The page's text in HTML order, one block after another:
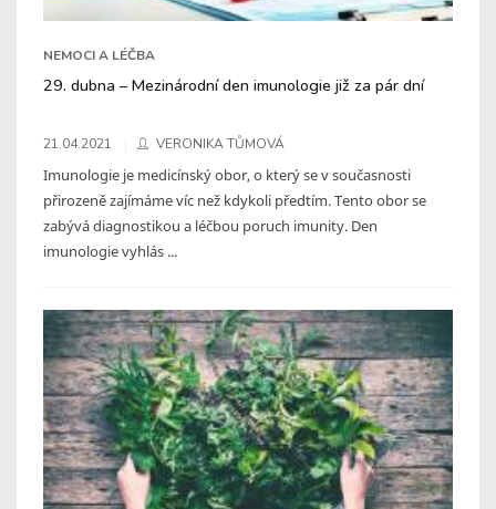
NEMOCI A LÉČBA
29. dubna – Mezinárodní den imunologie již za pár dní
21.04.2021 VERONIKA TŮMOVÁ
Imunologie je medicínský obor, o který se v současnosti
přirozeně zajímáme víc než kdykoli předtím. Tento obor se
zabývá diagnostikou a léčbou poruch imunity. Den
imunologie vyhlás ...